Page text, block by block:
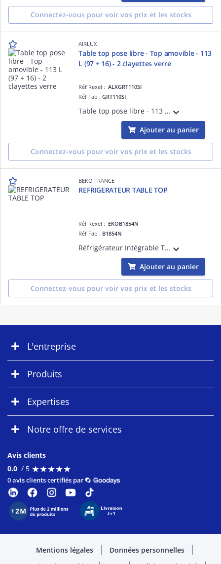
Connectez-vous pour voir vos prix et les stocks
AIRLUX
Table top pose libre - Top amovible - 113
L (97 + 16) - 2 clayettes verre
Réf Rexel :ALXGRT110SI
Réf Fab :GRT110SI
Table top pose libre - 113 L (97 + 16) - 39 dB - 2 clayettes verre - Congélateur 4XXXX - 2 kg/24 h - Autonomie 9 h - Classe E - N-ST - Porte inox - encadremment silver
Ajouter au panier
Connectez-vous pour voir vos prix et les stocks
BEKO FRANCE
REFRIGERATEUR TABLE TOP
Réf Rexel : EKOB1854N
Réf Fab : B1854N
Réfrigérateur Intégrable Table top - congélateur en haut Statique Technologie de froid : MinFrost Volume total (litres) : 110 Volume net du réfrigérateur (litres) : 97 Volume net du congélateur (litres) : 13 Classe d'efficacité éner
Ajouter au panier
Connectez-vous pour voir vos prix et les stocks
L'entreprise
Produits
Expertises
Notre offre de services
Avis clients
0.0 / 5 ★★★★★
★★★★★
0 avis clients certifiés par
Mentions légales
Données personnelles